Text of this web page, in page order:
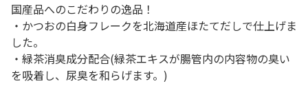
国産品へのこだわりの逸品！
・かつおの白身フレークを北海道産ほたてだしで仕上げま
した。
・緑茶消臭成分配合(緑茶エキスが腸管内の内容物の臭い
を吸着し、尿臭を和らげます。)